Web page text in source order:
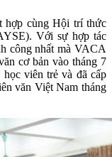
hợp cùng Hội trí thức
Với sự hợp tác
công nhất mà VACA
cơ bản vào tháng 7
viên trẻ và đã cấp
văn Việt Nam tháng